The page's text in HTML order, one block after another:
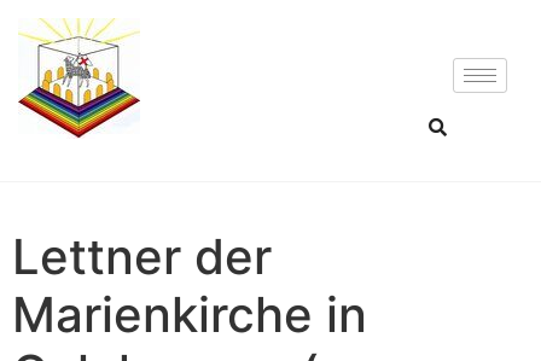
Lettner der
Marienkirche in